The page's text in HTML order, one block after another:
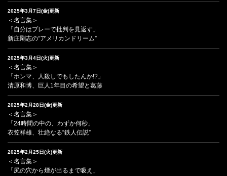
2025年3月7日(金)更新
＜名言集＞
「自分はプレーで批判を見返す」
新庄剛志の“アメリカンドリーム”
2025年3月4日(火)更新
＜名言集＞
「ホンマ、人殺しでもしたんか!?」
清原和博、巨人1年目の希望と葛藤
2025年2月28日(金)更新
＜名言集＞
「24時間の中の、わずか何秒」
衣笠祥雄、壮絶なる“鉄人伝説”
2025年2月25日(火)更新
＜名言集＞
「尻の穴から煙が出るまで吸え」